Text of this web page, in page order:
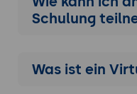
Schulung
Was ist ein